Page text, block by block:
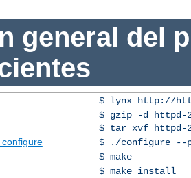
general del
$ lynx http://
$ gzip -d httpd-
$ tar xvf httpd-
$ ./configure --
$ make
$ make install